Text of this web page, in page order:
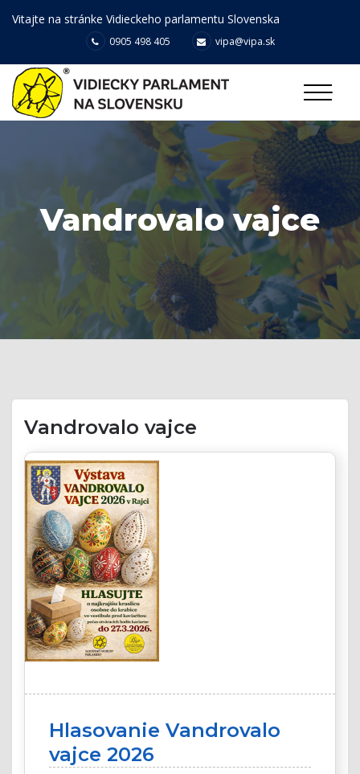
Vitajte na stránke Vidieckeho parlamentu Slovenska
0905 498 405 vipa@vipa.sk
Vandrovalo vajce
Vandrovalo vajce
Hlasovanie Vandrovalo
vajce 2026